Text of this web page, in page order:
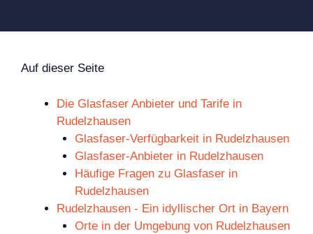
Auf dieser Seite
Die Glasfaser Anbieter und Tarife in
Rudelzhausen
Glasfaser-Verfügbarkeit in Rudelzhausen
Glasfaser-Anbieter in Rudelzhausen
Häufige Fragen zu Glasfaser in
Rudelzhausen
Rudelzhausen - Ein idyllischer Ort in Bayern
Orte in der Umgebung von Rudelzhausen